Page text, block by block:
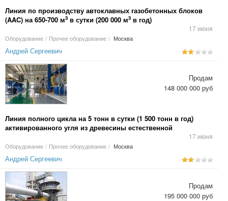
Линия по производству автоклавных газобетонных блоков
(AAC) на 650-700 м3 в сутки (200 000 м3 в год)
17 июня
Оборудование / Прочее оборудование / Москва
Андрей Сергеевич
Линия полного цикла на 5 тонн в сутки (1 500 тонн в год)
активированного угля из древесины естественной
17 июня
Оборудование / Прочее оборудование / Москва
Продам
148 000 000 руб
Андрей Сергеевич
Продам
195 000 000 руб